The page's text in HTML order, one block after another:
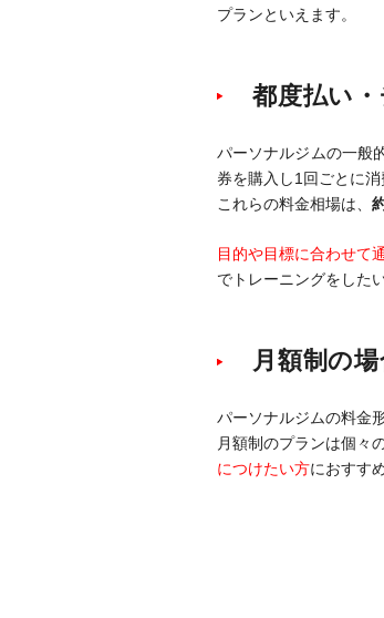
プランといえます。
都度払い
パーソナルジムの一般
券を購入し1回ごとに消
これらの料金相場は、
目的や目標に合わせて
でトレーニングをした
月額制の
パーソナルジムの料金
月額制のプランは個々
につけたい方におすす